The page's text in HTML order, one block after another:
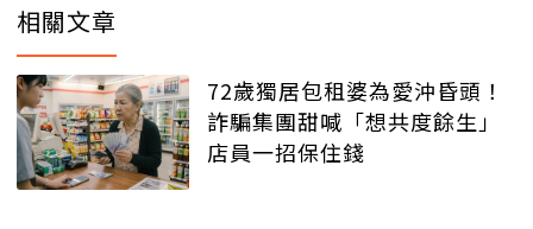
相關文章
72歲獨居包租婆為愛沖昏頭！
詐騙集團甜喊「想共度餘生」
店員一招保住錢